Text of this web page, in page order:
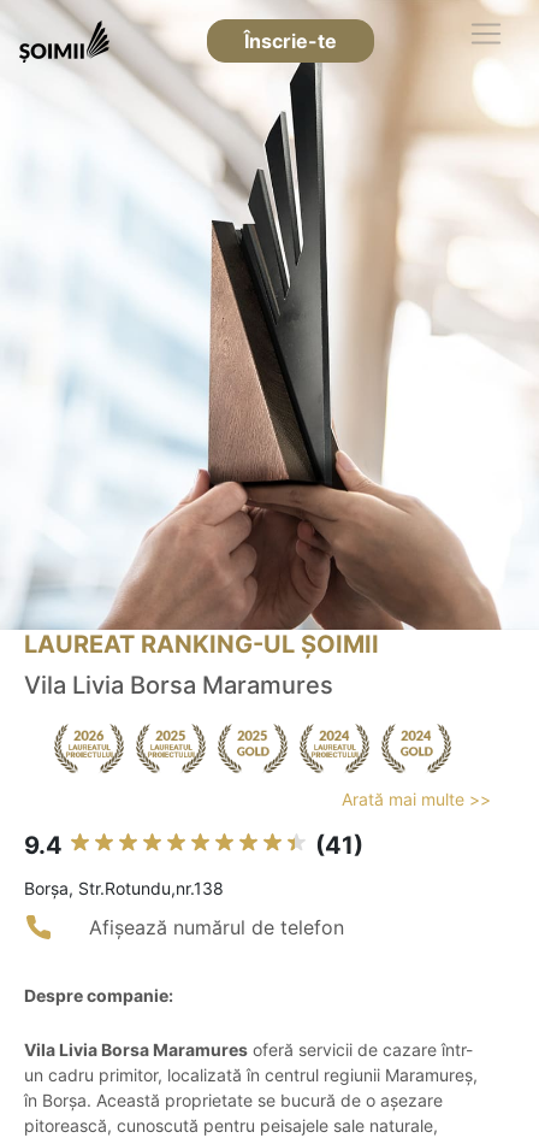
Înscrie-te
LAUREAT RANKING-UL ȘOIMII
Vila Livia Borsa Maramures
Arată mai multe >>
9.4 (41)
Borşa, Str.Rotundu,nr.138
Afișează numărul de telefon
Despre companie:
Vila Livia Borsa Maramures oferă servicii de cazare într-
un cadru primitor, localizată în centrul regiunii Maramureș,
în Borșa. Această proprietate se bucură de o așezare
pitorească, cunoscută pentru peisajele sale naturale,